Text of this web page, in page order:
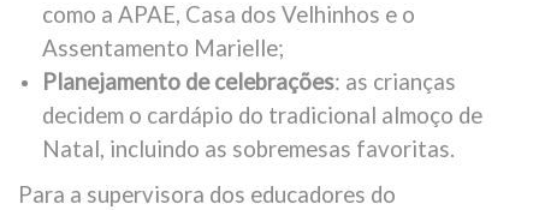
como a APAE, Casa dos Velhinhos e o
Assentamento Marielle;
Planejamento de celebrações: as crianças
decidem o cardápio do tradicional almoço de
Natal, incluindo as sobremesas favoritas.
Para a supervisora dos educadores do